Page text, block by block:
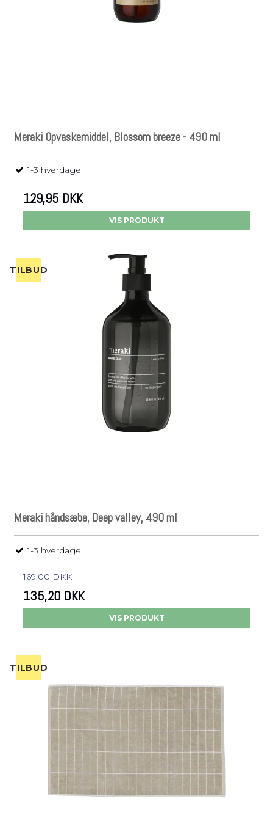
Meraki Opvaskemiddel, Blossom breeze - 490 ml
1-3 hverdage
129,95 DKK
VIS PRODUKT
TILBUD
Meraki håndsæbe, Deep valley, 490 ml
1-3 hverdage
169,00 DKK
135,20 DKK
VIS PRODUKT
TILBUD